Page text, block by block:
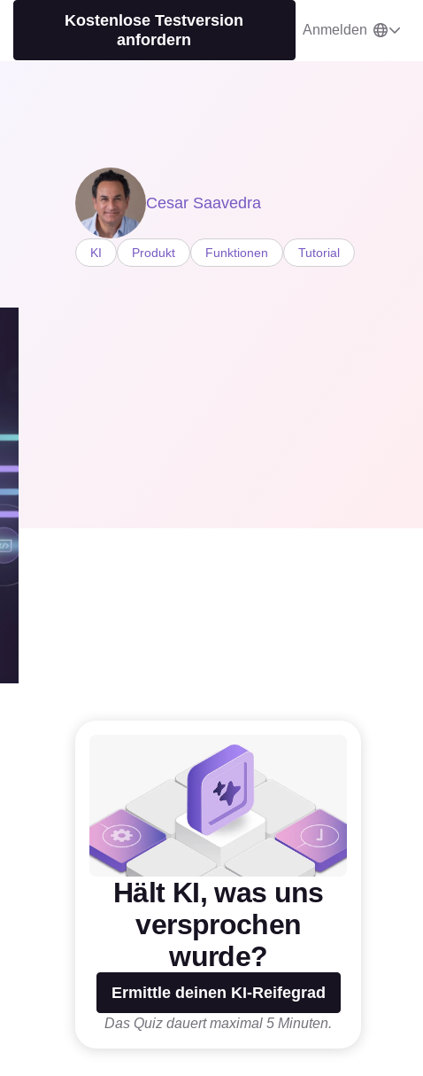
Kostenlose Testversion
anfordern
Anmelden
Cesar Saavedra
KI Produkt Funktionen Tutorial
Hält KI, was uns
versprochen
wurde?
Ermittle deinen KI-Reifegrad
Das Quiz dauert maximal 5 Minuten.